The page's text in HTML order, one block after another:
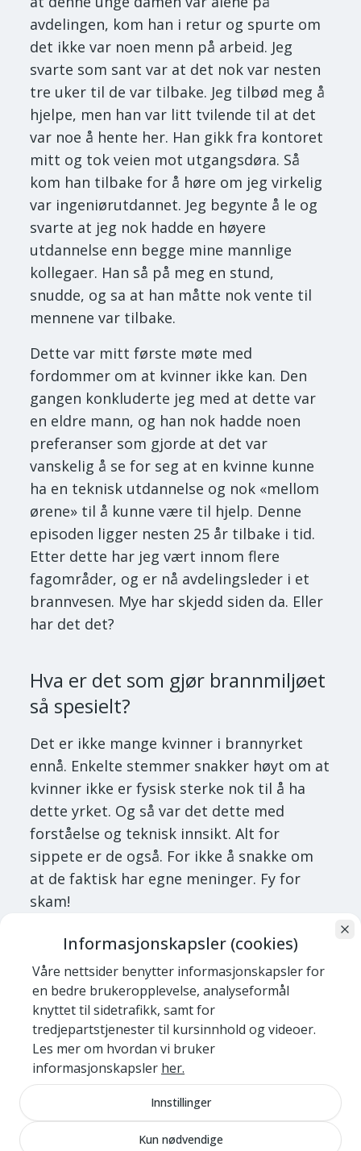
avdelingen, kom han i retur og spurte om
det ikke var noen menn på arbeid. Jeg
svarte som sant var at det nok var nesten
tre uker til de var tilbake. Jeg tilbød meg å
hjelpe, men han var litt tvilende til at det
var noe å hente her. Han gikk fra kontoret
mitt og tok veien mot utgangsdøra. Så
kom han tilbake for å høre om jeg virkelig
var ingeniørutdannet. Jeg begynte å le og
svarte at jeg nok hadde en høyere
utdannelse enn begge mine mannlige
kollegaer. Han så på meg en stund,
snudde, og sa at han måtte nok vente til
mennene var tilbake.
Dette var mitt første møte med
fordommer om at kvinner ikke kan. Den
gangen konkluderte jeg med at dette var
en eldre mann, og han nok hadde noen
preferanser som gjorde at det var
vanskelig å se for seg at en kvinne kunne
ha en teknisk utdannelse og nok «mellom
ørene» til å kunne være til hjelp. Denne
episoden ligger nesten 25 år tilbake i tid.
Etter dette har jeg vært innom flere
fagområder, og er nå avdelingsleder i et
brannvesen. Mye har skjedd siden da. Eller
har det det?
Hva er det som gjør brannmiljøet
så spesielt?
Det er ikke mange kvinner i brannyrket
ennå. Enkelte stemmer snakker høyt om at
kvinner ikke er fysisk sterke nok til å ha
dette yrket. Og så var det dette med
forståelse og teknisk innsikt. Alt for
sippete er de også. For ikke å snakke om
at de faktisk har egne meninger. Fy for
skam!
Langs den lange kystlinja vi har i Norge har
kvinnene stått igjen med gårdsdrift,
ungeflokk, jobbet i industrien og gjort det
som måtte til for å mette en stor familie,
mens mannen var ute på fiske eller på
anleggsdrift langt unna. Disse kvinnene
kunne ikke tillate seg å sippe når mannen
ikke kom hjem fra havet. De kunne ikke
rope på hjelp når buskapen skulle stelles
og jordene pløyes. Det var tunge løft og
Informasjonskapsler (cookies)
Våre nettsider benytter informasjonskapsler for
en bedre brukeropplevelse, analyseformål
knyttet til sidetrafikk, samt for
tredjepartstjenester til kursinnhold og videoer.
Les mer om hvordan vi bruker
informasjonskapsler her.
Innstillinger
Kun nødvendige